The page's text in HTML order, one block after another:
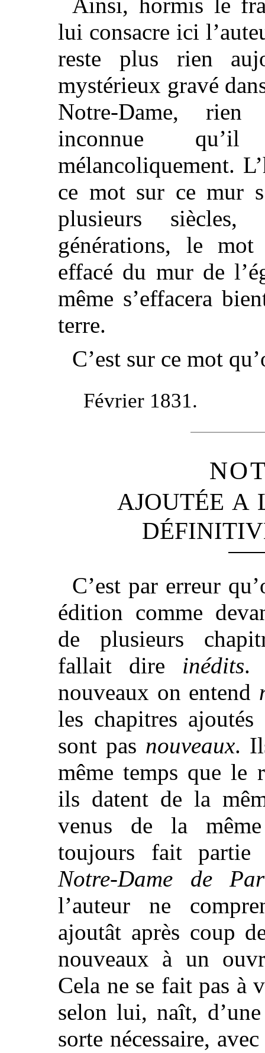
Ainsi, hormis le
lui consacre ici
reste plus rien
mystérieux gravé
Notre-Dame,
inconnue
mélancoliquement.
ce mot sur ce mur
plusieurs
générations, le
effacé du mur de
même s’effacera
terre.
C’est sur ce mot
Février 1831.
AJOUTÉE A
C’est par erreur
édition comme
de plusieurs
fallait dire inédits.
nouveaux on entend
les chapitres
sont pas nouveaux.
même temps que le
ils datent de la
venus de la
toujours fait partie
Notre-Dame de
l’auteur ne
ajoutât après coup
nouveaux à un
Cela ne se fait pas à
selon lui, naît,
sorte nécessaire,